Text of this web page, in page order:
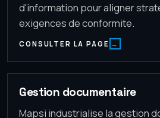
d'information pour aligner
exigences de conformite.
CONSULTER LA PAGE
Gestion documentaire
Mapsi industrialise la gestion